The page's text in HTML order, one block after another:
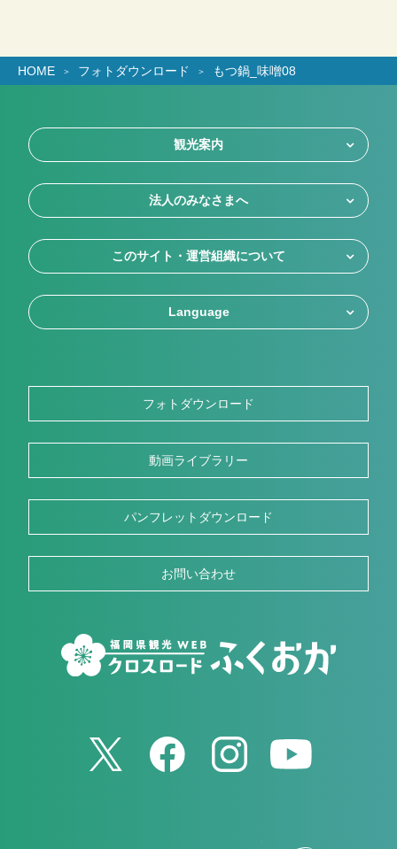
HOME フォトダウンロード もつ鍋_味噌08
観光案内
法人のみなさまへ
このサイト・運営組織について
Language
フォトダウンロード
動画ライブラリー
パンフレットダウンロード
お問い合わせ